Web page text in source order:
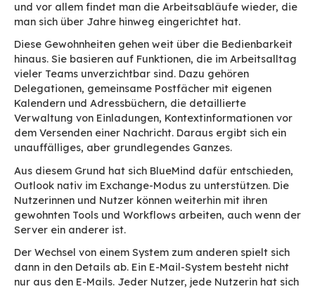
Exchange und Outlook seit Jahren im Einsatz,
Arbeitsabläufe haben sich darum herum
Wenn man eine mögliche Migration genauer
treten die Diskrepanzen zutage: fehlende
Gewohnheiten, die sich nicht übertragen
abgedeckte Anwendungsfälle.
Ein Wechsel des E-Mail-Systems bedeutet, in
etabliertes System einzugreifen, das von allen
Beschäftigten täglich genutzt wird. In diesem
Zusammenhang geht es für IT-Leiter vor
darum, die Kontinuität zu wahren.
Die Nutzerinnen und Nutzer werden ihre
nicht freiwillig umstellen, um sich an ein neues
anzupassen. Der richtige Weg liegt woanders: